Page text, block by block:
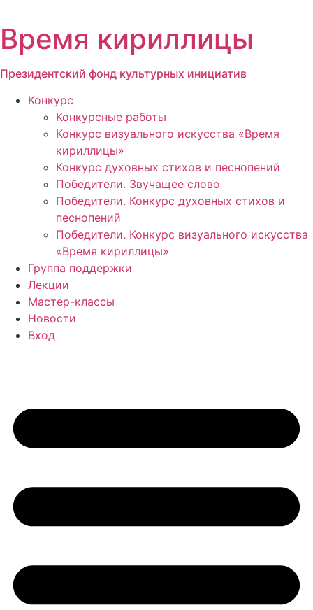
содержимому
Время кириллицы
Президентский фонд культурных инициатив
Конкурс
Конкурсные работы
Конкурс визуального искусства «Время
кириллицы»
Конкурс духовных стихов и песнопений
Победители. Звучащее слово
Победители. Конкурс духовных стихов и
песнопений
Победители. Конкурс визуального искусства
«Время кириллицы»
Группа поддержки
Лекции
Мастер-классы
Новости
Вход